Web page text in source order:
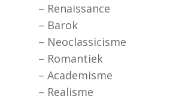
– Renaissance
– Barok
– Neoclassicisme
– Romantiek
– Academisme
– Realisme